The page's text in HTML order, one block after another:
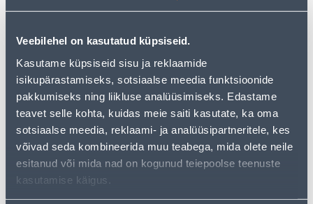
Veebilehel on kasutatud küpsiseid.
Kasutame küpsiseid sisu ja reklaamide
isikupärastamiseks, sotsiaalse meedia funktsioonide
pakkumiseks ning liikluse analüüsimiseks. Edastame
teavet selle kohta, kuidas meie saiti kasutate, ka oma
sotsiaalse meedia, reklaami- ja analüüsipartneritele, kes
võivad seda kombineerida muu teabega, mida olete neile
esitanud või mida nad on kogunud teiepoolse teenuste
kasutamise käigus.
• 8 pruunistusseadet ja 2 suurt ava, mis tagavad
ühtlase röstimise.
• Automaatne väljalülitus, katkestusnupp,
jahedaseinaline korpus, ülesulatamisfunktsioon ja
kõrgele tõstmise funktsioon.
• 14-päevane tagastusõigus
Доставка невозможна